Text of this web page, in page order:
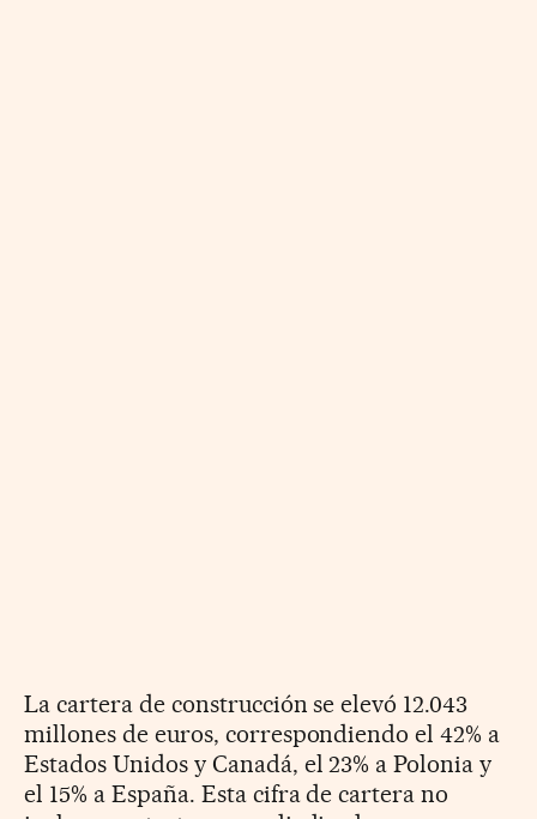
La cartera de construcción se elevó 12.043
millones de euros, correspondiendo el 42% a
Estados Unidos y Canadá, el 23% a Polonia y
el 15% a España. Esta cifra de cartera no